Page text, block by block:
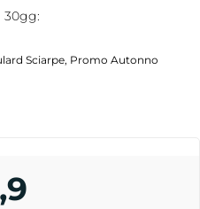
30gg:
Sciarpe, Promo Autonno